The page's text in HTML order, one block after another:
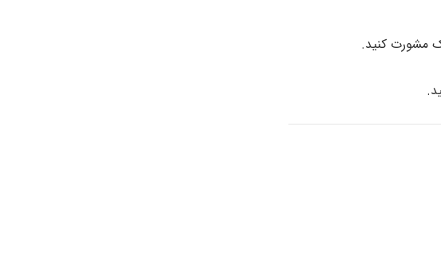
مشورت کنید.